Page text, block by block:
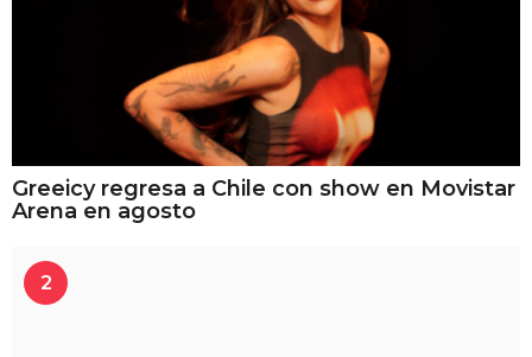
Greeicy regresa a Chile con show en Movistar
Arena en agosto
2